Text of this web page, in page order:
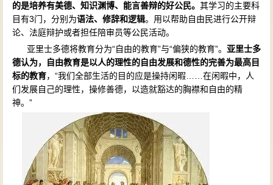
的是培养有美德、知识渊博、能言善辩的好公民。 其学习的主要科
目有3门，分别为语法、修辞和逻辑。用以帮助自由民进行公开辩
论、法庭辩护或者担任陪审员等公民活动。
亚里士多德将教育分为“自由的教育”与“偏狭的教育”。 亚里士多
德认为，自由教育是以人的理性的自由发展和德性的完善为最高目
标的教育，“我们全部生活的目的应是操持闲暇……在闲暇中，人
们发展自己的理性，操修善德，以造就豁达的胸襟和自由的精
神。”